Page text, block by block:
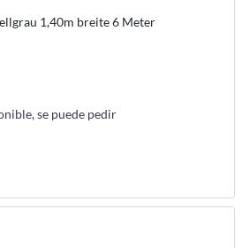
1,40m breite 6 Meter
se puede pedir